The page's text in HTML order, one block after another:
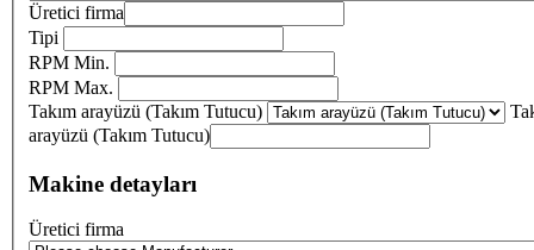
Üretici firma
Tipi
RPM Min.
RPM Max.
Takım arayüzü (Takım Tutucu)
arayüzü (Takım Tutucu)
Makine detayları
Üretici firma